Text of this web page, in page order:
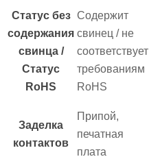
Статус без
содержания
свинца /
Статус
RoHS
Содержит
свинец / не
соответствует
требованиям
RoHS
Заделка
контактов
Припой,
печатная
плата